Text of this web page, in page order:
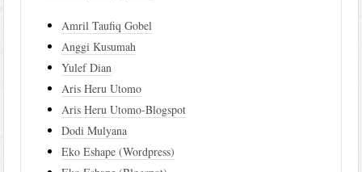
Amril Taufiq Gobel
Anggi Kusumah
Yulef Dian
Aris Heru Utomo
Aris Heru Utomo-Blogspot
Dodi Mulyana
Eko Eshape (Wordpress)